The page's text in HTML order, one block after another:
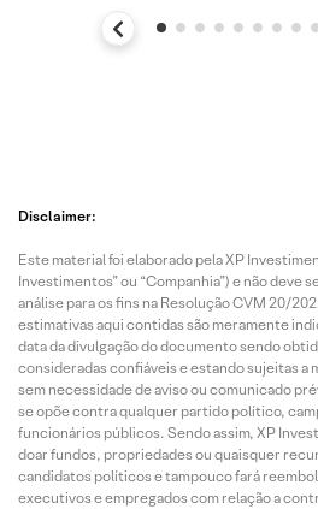
Disclaimer:
Este material foi elaborado pela XP
Investimentos” ou “Companhia”) e não deve
análise para os fins na Resolução CVM 20/
estimativas aqui contidas são meramente
data da divulgação do documento sendo
consideradas confiáveis e estando sujeitas a
sem necessidade de aviso ou comunicado
se opõe contra qualquer partido político,
funcionários públicos. Sendo assim, XP
doar fundos, propriedades ou quaisquer
candidatos políticos e tampouco fará
executivos e empregados com relação a